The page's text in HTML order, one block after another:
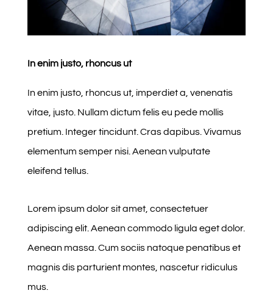
In enim justo, rhoncus ut
In enim justo, rhoncus ut, imperdiet a, venenatis
vitae, justo. Nullam dictum felis eu pede mollis
pretium. Integer tincidunt. Cras dapibus. Vivamus
elementum semper nisi. Aenean vulputate
eleifend tellus.
Lorem ipsum dolor sit amet, consectetuer
adipiscing elit. Aenean commodo ligula eget dolor.
Aenean massa. Cum sociis natoque penatibus et
magnis dis parturient montes, nascetur ridiculus
mus.